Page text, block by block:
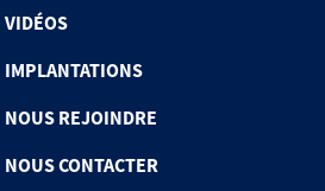
VIDÉOS
IMPLANTATIONS
NOUS REJOINDRE
NOUS CONTACTER